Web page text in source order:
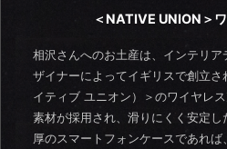
＜NATIVE UNION＞
相沢さんへのお土産は、インテリ
ザイナーによってイギリスで創立
イティブ ユニオン）＞のワイヤレ
素材が採用され、滑りにくく安定
厚のスマートフォンケースであれ